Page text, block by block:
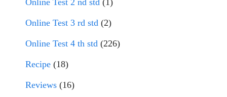
Online Test 2 nd std (1)
Online Test 3 rd std (2)
Online Test 4 th std (226)
Recipe (18)
Reviews (16)